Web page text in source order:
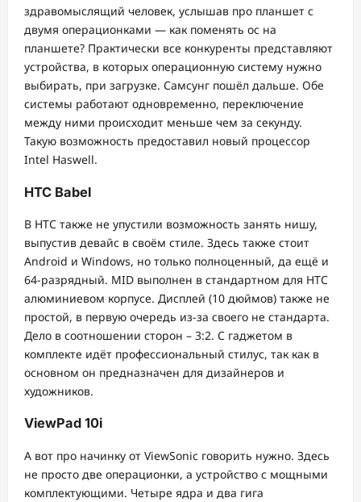
здравомыслящий человек, услышав про планшет с
двумя операционками — как поменять ос на
планшете? Практически все конкуренты представляют
устройства, в которых операционную систему нужно
выбирать, при загрузке. Самсунг пошёл дальше. Обе
системы работают одновременно, переключение
между ними происходит меньше чем за секунду.
Такую возможность предоставил новый процессор
Intel Haswell.
HTC Babel
В HTC также не упустили возможность занять нишу,
выпустив девайс в своём стиле. Здесь также стоит
Android и Windows, но только полноценный, да ещё и
64-разрядный. MID выполнен в стандартном для HTC
алюминиевом корпусе. Дисплей (10 дюймов) также не
простой, в первую очередь из-за своего не стандарта.
Дело в соотношении сторон – 3:2. С гаджетом в
комплекте идёт профессиональный стилус, так как в
основном он предназначен для дизайнеров и
художников.
ViewPad 10i
А вот про начинку от ViewSonic говорить нужно. Здесь
не просто две операционки, а устройство с мощными
комплектующими. Четыре ядра и два гига